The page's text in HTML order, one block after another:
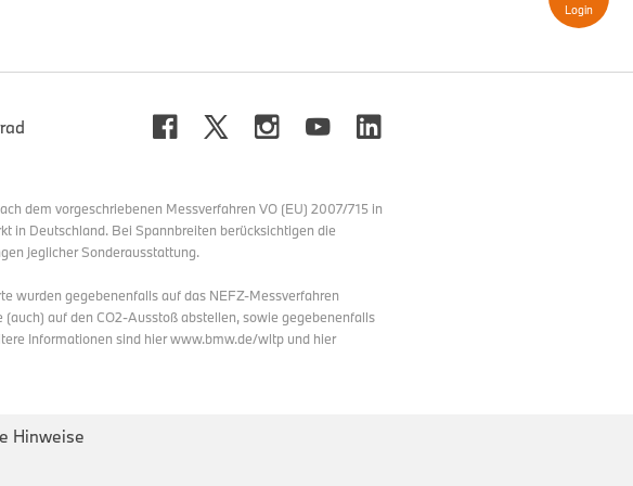
Einwohner Münchens und Umgebung einen
im Kontext der BMW Welt nachhaltig belebt
auf – die ideale Basis für eine
dem vorgeschriebenen Messverfahren VO (EU) 2007/715 in
in Deutschland. Bei Spannbreiten berücksichtigen die
jeglicher Sonderausstattung.
wurden gegebenenfalls auf das NEFZ-Messverfahren
auf den CO2-Ausstoß abstellen, sowie gegebenenfalls
Informationen sind hier www.bmw.de/wltp und hier
Hinweise
Login